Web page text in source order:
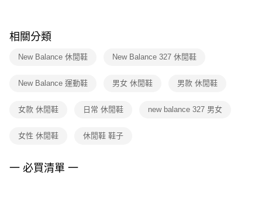
※ 交易是否成功請以「AFTEE先享後付 」之結帳頁面顯示為準，若有關於
是否繳費成功／繳費後需取消欲退款等相關疑問，請聯繫「AFTEE先享後付
客戶支援中心」 https://netprotections.freshdesk.com/support/home
１．透過由恩沛科技股份有限公司提供之「AFTEE先享後付」服務完成之交
權轉讓予恩沛科技股份有限公司。
３．未成年的使用者請事先徵得法定代理人或監護人之同意方可使用
４．使用「AFTEE先享後付」時，將依據個別帳號之用戶狀況，依本公司即
相關分類
New Balance 休閒鞋 New Balance 327 休閒鞋
New Balance 運動鞋 男女 休閒鞋 男款 休閒鞋
女款 休閒鞋 日常 休閒鞋 new balance 327 男女
女性 休閒鞋 休閒鞋 鞋子
一 必買清單 一